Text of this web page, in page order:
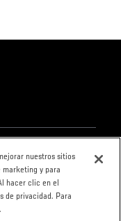
de
nuestros sitios
marketing y para
hacer clic en el
de privacidad. Para